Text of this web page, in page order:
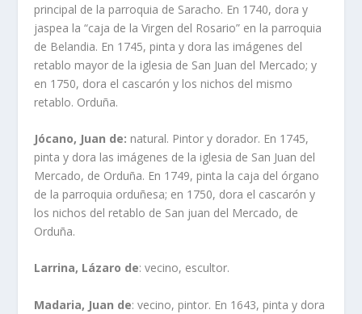
principal de la parroquia de Saracho. En 1740, dora y
jaspea la “caja de la Virgen del Rosario” en la parroquia
de Belandia. En 1745, pinta y dora las imágenes del
retablo mayor de la iglesia de San Juan del Mercado; y
en 1750, dora el cascarón y los nichos del mismo
retablo. Orduña.
Jócano, Juan de: natural. Pintor y dorador. En 1745,
pinta y dora las imágenes de la iglesia de San Juan del
Mercado, de Orduña. En 1749, pinta la caja del órgano
de la parroquia orduñesa; en 1750, dora el cascarón y
los nichos del retablo de San juan del Mercado, de
Orduña.
Larrina, Lázaro de: vecino, escultor.
Madaria, Juan de: vecino, pintor. En 1643, pinta y dora